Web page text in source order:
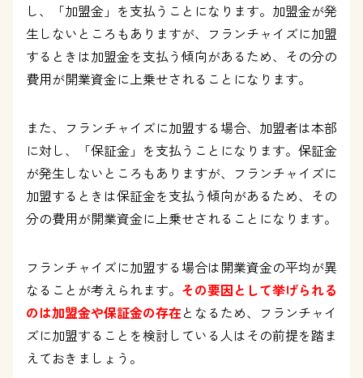
し、「加盟金」を支払うことになります。加盟金が発
生しないところもありますが、フランチャイズに加盟
するときは加盟金を支払う傾向があるため、その分の
費用が開業資金に上乗せされることになります。
また、フランチャイズに加盟する場合、加盟者は本部
に対し、「保証金」を支払うことになります。保証金
が発生しないところもありますが、フランチャイズに
加盟するときは保証金を支払う傾向があるため、その
分の費用が開業資金に上乗せされることになります。
フランチャイズに加盟する場合は開業資金の平均が異
なることが考えられます。 その要因として挙げられる
のは加盟金や保証金の存在となるため、フランチャイ
ズに加盟することを検討している人はその前提を踏ま
えておきましょう。